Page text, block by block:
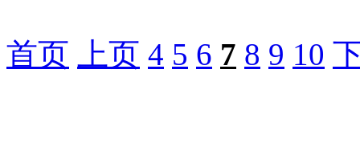
首页 上页 4 5 6 7 8 9 10